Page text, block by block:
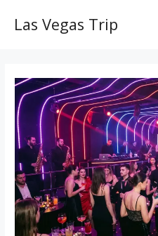
contenu
Las Vegas Trip